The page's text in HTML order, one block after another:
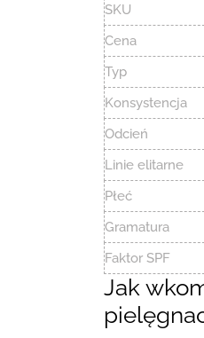
SKU
Cena
Typ
Konsystencja
Odcień
Linie elitarne
Płeć
Gramatura
Faktor SPF
Jak